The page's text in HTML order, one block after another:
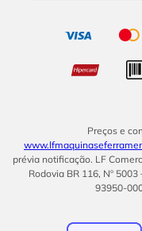
Preços e
prévia notificação. LF
Rodovia BR 116, Nº
93950-